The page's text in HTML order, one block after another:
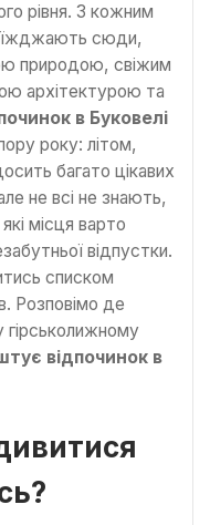
рівня. З кожним
сюди,
природою, свіжим
архітектурою та
в Буковелі
року: літом,
багато цікавих
не всі не знають,
місця варто
відпустки.
списком
Розповімо де
відпочинок в